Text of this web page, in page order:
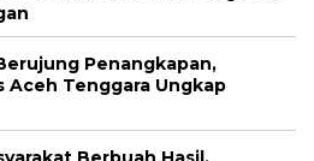
Penangkapan,
Aceh Tenggara Ungkap